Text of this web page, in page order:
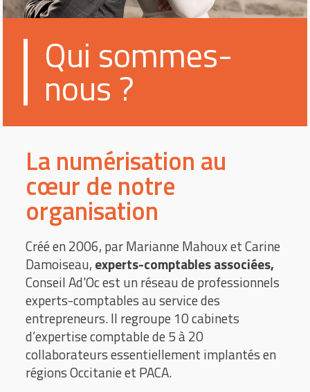
Qui sommes-
nous ?
La numérisation au
cœur de notre
organisation
Créé en 2006, par Marianne Mahoux et Carine
Damoiseau, experts-comptables associées,
Conseil Ad'Oc est un réseau de professionnels
experts-comptables au service des
entrepreneurs. Il regroupe 10 cabinets
d’expertise comptable de 5 à 20
collaborateurs essentiellement implantés en
régions Occitanie et PACA.